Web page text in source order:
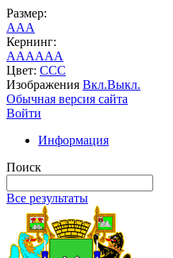
Размер:
AAA
Кернинг:
AAAAAA
Цвет: CCC
Изображения Вкл.Выкл.
Обычная версия сайта
Войти
Информация
Поиск
Все результаты